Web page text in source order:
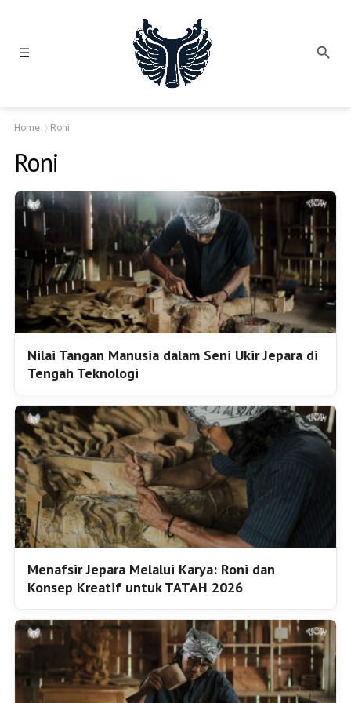
☰
Home Roni
Roni
Nilai Tangan Manusia dalam Seni Ukir Jepara di
Tengah Teknologi
Menafsir Jepara Melalui Karya: Roni dan
Konsep Kreatif untuk TATAH 2026